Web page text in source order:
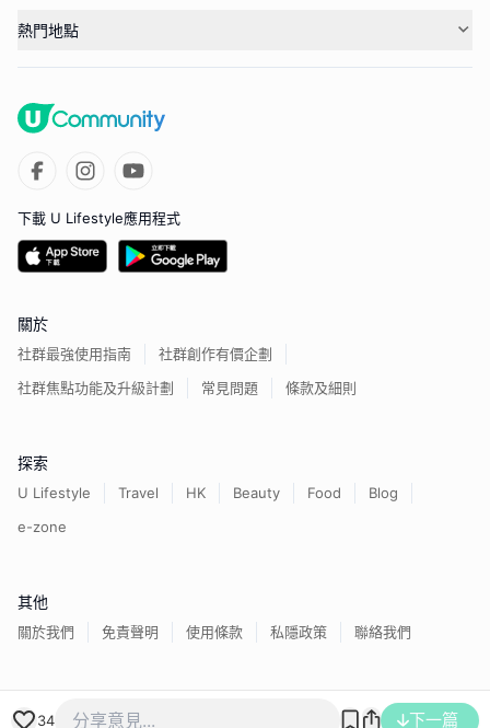
34 下一篇
熱門地點
下載 U Lifestyle應用程式
關於
社群最強使用指南
社群創作有價企劃
社群焦點功能及升級計劃
常見問題 條款及細則
探索
U Lifestyle Travel HK Beauty Food
Blog
e-zone
其他
關於我們 免責聲明 使用條款 私隱政策 聯絡我們
香港經濟日報版權所有©